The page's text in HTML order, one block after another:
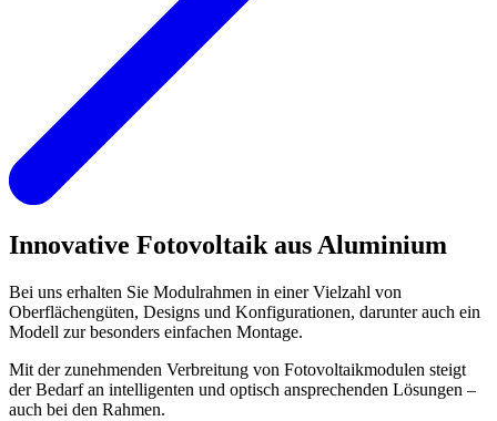
Innovative Fotovoltaik aus Aluminium
Bei uns erhalten Sie Modulrahmen in einer Vielzahl von
Oberflächengüten, Designs und Konfigurationen, darunter auch ein
Modell zur besonders einfachen Montage.
Mit der zunehmenden Verbreitung von Fotovoltaikmodulen steigt
der Bedarf an intelligenten und optisch ansprechenden Lösungen –
auch bei den Rahmen.